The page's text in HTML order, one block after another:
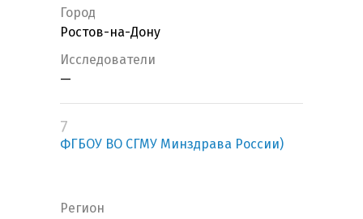
Город
Ростов-на-Дону
Исследователи
—
7
ФГБОУ ВО СГМУ Минздрава России)
Регион